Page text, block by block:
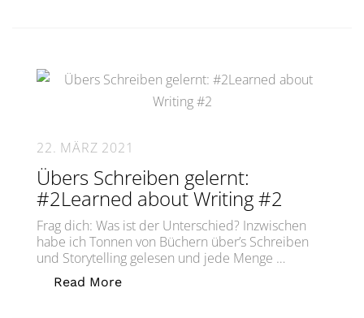
22. MÄRZ 2021
Übers Schreiben gelernt:
#2Learned about Writing #2
Frag dich: Was ist der Unterschied? Inzwischen
habe ich Tonnen von Büchern über’s Schreiben
und Storytelling gelesen und jede Menge …
Read More„Übers Schreiben gelernt: #2Learned